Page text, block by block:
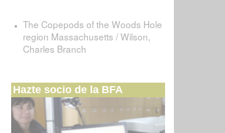
The Copepods of the Woods Hole
region Massachusetts / Wilson,
Charles Branch
Hazte socio de la BFA